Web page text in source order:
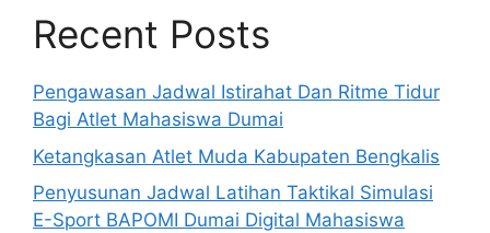
Recent Posts
Pengawasan Jadwal Istirahat Dan Ritme Tidur
Bagi Atlet Mahasiswa Dumai
Ketangkasan Atlet Muda Kabupaten Bengkalis
Penyusunan Jadwal Latihan Taktikal Simulasi
E-Sport BAPOMI Dumai Digital Mahasiswa